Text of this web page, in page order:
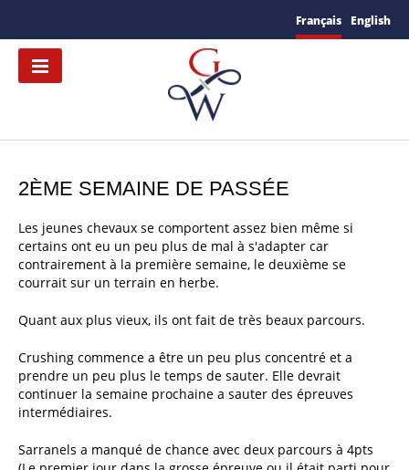
Français English
2ÈME SEMAINE DE PASSÉE
Les jeunes chevaux se comportent assez bien même si
certains ont eu un peu plus de mal à s'adapter car
contrairement à la première semaine, le deuxième se
courrait sur un terrain en herbe.
Quant aux plus vieux, ils ont fait de très beaux parcours.
Crushing commence a être un peu plus concentré et a
prendre un peu plus le temps de sauter. Elle devrait
continuer la semaine prochaine a sauter des épreuves
intermédiaires.
Sarranels a manqué de chance avec deux parcours à 4pts